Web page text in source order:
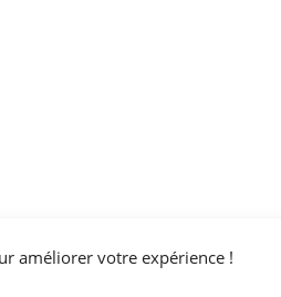
améliorer votre expérience !